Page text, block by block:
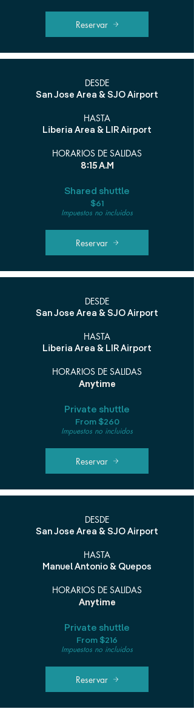
Reservar
DESDE
San Jose Area & SJO Airport
HASTA
Liberia Area & LIR Airport
HORARIOS DE SALIDAS
8:15 A.M
Shared shuttle
$61
Impuestos no incluidos
Reservar
DESDE
San Jose Area & SJO Airport
HASTA
Liberia Area & LIR Airport
HORARIOS DE SALIDAS
Anytime
Private shuttle
From $260
Impuestos no incluidos
Reservar
DESDE
San Jose Area & SJO Airport
HASTA
Manuel Antonio & Quepos
HORARIOS DE SALIDAS
Anytime
Private shuttle
From $216
Impuestos no incluidos
Reservar